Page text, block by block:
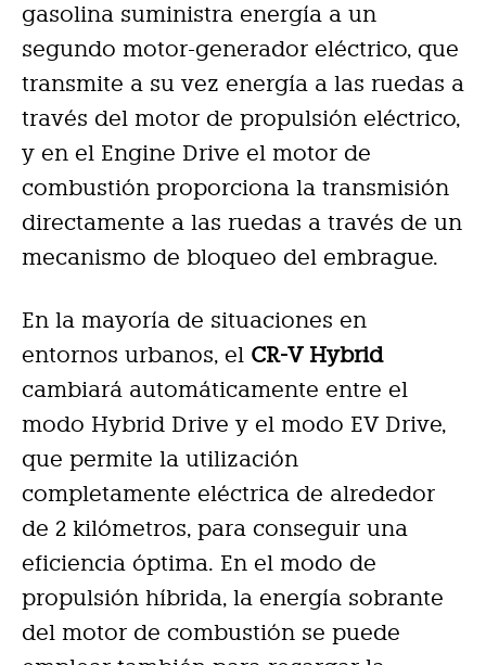
gasolina suministra energía a un
segundo motor-generador eléctrico, que
transmite a su vez energía a las ruedas a
través del motor de propulsión eléctrico,
y en el Engine Drive el motor de
combustión proporciona la transmisión
directamente a las ruedas a través de un
mecanismo de bloqueo del embrague.
En la mayoría de situaciones en
entornos urbanos, el CR-V Hybrid
cambiará automáticamente entre el
modo Hybrid Drive y el modo EV Drive,
que permite la utilización
completamente eléctrica de alrededor
de 2 kilómetros, para conseguir una
eficiencia óptima. En el modo de
propulsión híbrida, la energía sobrante
del motor de combustión se puede